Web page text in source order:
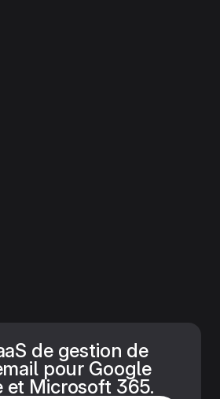
de gestion de
pour Google
et Microsoft 365.